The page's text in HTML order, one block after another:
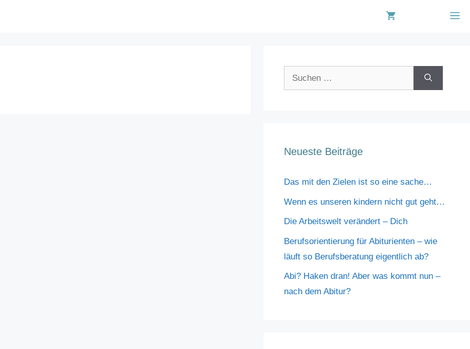
Suchen
nach:
Neueste Beiträge
Das mit den Zielen ist so eine sache…
Wenn es unseren kindern nicht gut geht…
Die Arbeitswelt verändert – Dich
Berufsorientierung für Abiturienten – wie
läuft so Berufsberatung eigentlich ab?
Abi? Haken dran! Aber was kommt nun –
nach dem Abitur?